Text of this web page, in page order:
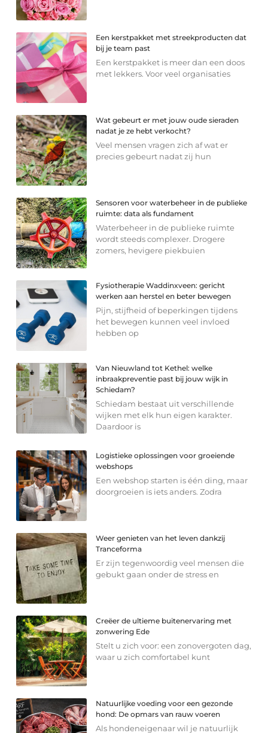
Een kerstpakket met streekproducten dat
bij je team past
Een kerstpakket is meer dan een doos
met lekkers. Voor veel organisaties
Wat gebeurt er met jouw oude sieraden
nadat je ze hebt verkocht?
Veel mensen vragen zich af wat er
precies gebeurt nadat zij hun
Sensoren voor waterbeheer in de publieke
ruimte: data als fundament
Waterbeheer in de publieke ruimte
wordt steeds complexer. Drogere
zomers, hevigere piekbuien
Fysiotherapie Waddinxveen: gericht
werken aan herstel en beter bewegen
Pijn, stijfheid of beperkingen tijdens
het bewegen kunnen veel invloed
hebben op
Van Nieuwland tot Kethel: welke
inbraakpreventie past bij jouw wijk in
Schiedam?
Schiedam bestaat uit verschillende
wijken met elk hun eigen karakter.
Daardoor is
Logistieke oplossingen voor groeiende
webshops
Een webshop starten is één ding, maar
doorgroeien is iets anders. Zodra
Weer genieten van het leven dankzij
Tranceforma
Er zijn tegenwoordig veel mensen die
gebukt gaan onder de stress en
Creëer de ultieme buitenervaring met
zonwering Ede
Stelt u zich voor: een zonovergoten dag,
waar u zich comfortabel kunt
Natuurlijke voeding voor een gezonde
hond: De opmars van rauw voeren
Als hondeneigenaar wil je natuurlijk